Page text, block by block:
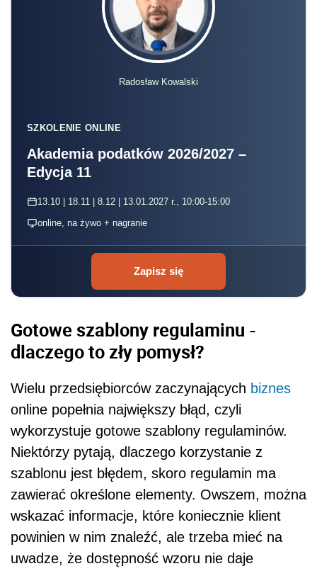
Radosław Kowalski
SZKOLENIE ONLINE
Akademia podatków 2026/2027 –
Edycja 11
13.10 | 18.11 | 8.12 | 13.01.2027 r., 10:00-15:00
online, na żywo + nagranie
Zapisz się
Gotowe szablony regulaminu -
dlaczego to zły pomysł?
Wielu przedsiębiorców zaczynających biznes
online popełnia największy błąd, czyli
wykorzystuje gotowe szablony regulaminów.
Niektórzy pytają, dlaczego korzystanie z
szablonu jest błędem, skoro regulamin ma
zawierać określone elementy. Owszem, można
wskazać informacje, które koniecznie klient
powinien w nim znaleźć, ale trzeba mieć na
uwadze, że dostępność wzoru nie daje